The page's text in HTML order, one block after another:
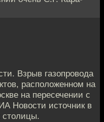
Взрыв газопровода
расположенном на
на пересечении с
Новости источник в
столицы.